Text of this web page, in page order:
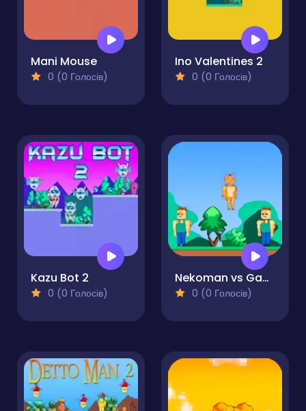
Mani Mouse
0 (0 Голосів)
Ino Valentines 2
0 (0 Голосів)
Kazu Bot 2
0 (0 Голосів)
Nekoman vs Gangster 2
0 (0 Голосів)